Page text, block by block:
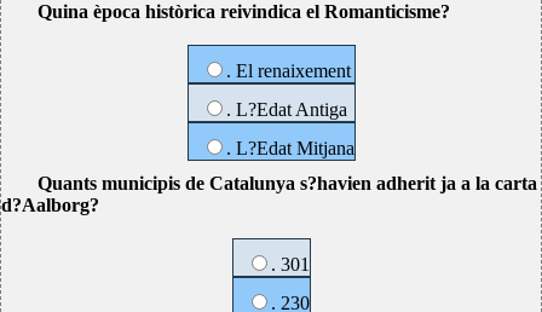
Quina època històrica reivindica el Romanticisme?
. El renaixement
. L?Edat Antiga
. L?Edat Mitjana
Quants municipis de Catalunya s?havien adherit ja a la carta
d?Aalborg?
. 301
. 230